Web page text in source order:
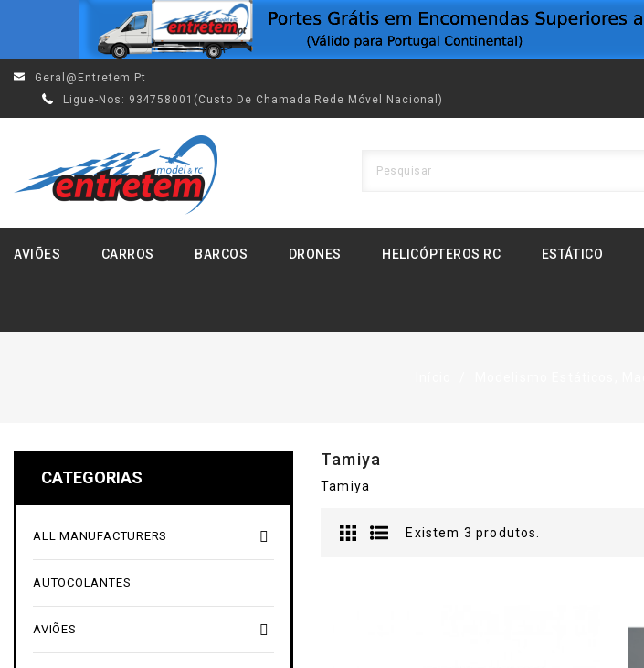
Geral@entretem.pt
Ligue-Nos: 934758001(custo De Chamada Rede Móvel Nacional)
AVIÕES CARROS BARCOS DRONES HELICÓPTEROS RC ESTÁTICO
CATEGORIAS

ALL MANUFACTURERS
AUTOCOLANTES

AVIÕES
Tamiya
Tamiya
Existem 3 produtos.